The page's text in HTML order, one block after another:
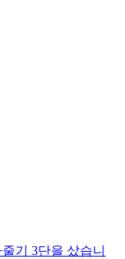
기 3단을 샀습니